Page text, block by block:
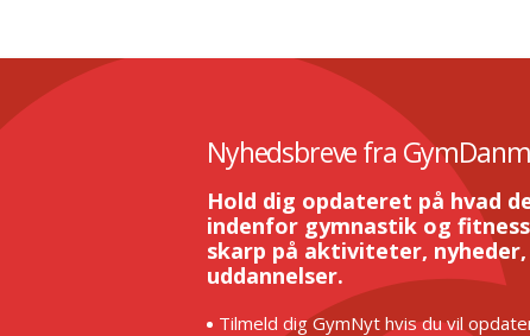
Nyhedsbreve fra
Hold dig opdateret på hvad
indenfor gymnastik og
skarp på aktiviteter,
uddannelser.
Tilmeld dig GymNyt hvis du vil